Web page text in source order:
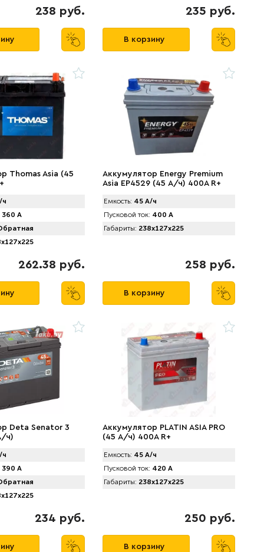
238 руб. 235 руб.
В корзину
Thomas Asia (45
360 А
262.38 руб.
Аккумулятор Energy Premium
Asia EP4529 (45 А/ч) 400A R+
Емкость: 45 А/ч
Пусковой ток: 400 А
Габариты: 238x127x225
258 руб.
В корзину
Deta Senator 3
ч)
390 А
234 руб.
Аккумулятор PLATIN ASIA PRO
(45 А/ч) 400A R+
Емкость: 45 А/ч
Пусковой ток: 420 А
Габариты: 238x127x225
250 руб.
В корзину